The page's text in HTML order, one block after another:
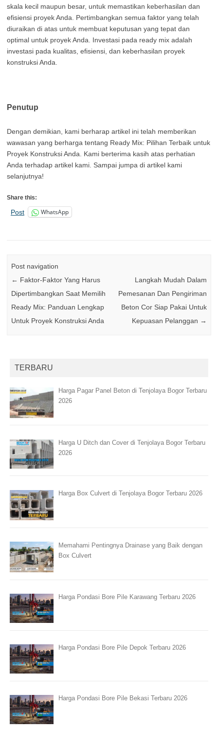
skala kecil maupun besar, untuk memastikan keberhasilan dan
efisiensi proyek Anda. Pertimbangkan semua faktor yang telah
diuraikan di atas untuk membuat keputusan yang tepat dan
optimal untuk proyek Anda. Investasi pada ready mix adalah
investasi pada kualitas, efisiensi, dan keberhasilan proyek
konstruksi Anda.
Penutup
Dengan demikian, kami berharap artikel ini telah memberikan
wawasan yang berharga tentang Ready Mix: Pilihan Terbaik untuk
Proyek Konstruksi Anda. Kami berterima kasih atas perhatian
Anda terhadap artikel kami. Sampai jumpa di artikel kami
selanjutnya!
Share this:
Post WhatsApp
Post navigation
← Faktor-Faktor Yang Harus
Dipertimbangkan Saat Memilih
Ready Mix: Panduan Lengkap
Untuk Proyek Konstruksi Anda
Langkah Mudah Dalam
Pemesanan Dan Pengiriman
Beton Cor Siap Pakai Untuk
Kepuasan Pelanggan →
TERBARU
Harga Pagar Panel Beton di Tenjolaya Bogor Terbaru
2026
Harga U Ditch dan Cover di Tenjolaya Bogor Terbaru
2026
Harga Box Culvert di Tenjolaya Bogor Terbaru 2026
Memahami Pentingnya Drainase yang Baik dengan
Box Culvert
Harga Pondasi Bore Pile Karawang Terbaru 2026
Harga Pondasi Bore Pile Depok Terbaru 2026
Harga Pondasi Bore Pile Bekasi Terbaru 2026